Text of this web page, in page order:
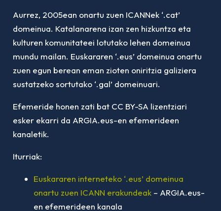
Aurrez, 2005ean onartu zuen ICANNek ‘.cat’
domeinua. Katalanarena izan zen hizkuntza eta
kulturen komunitateei lotutako lehen domeinua
mundu mailan. Euskararen ‘.eus’ domeinua onartu
zuen egun berean eman zioten oniritzia galiziera
sustatzeko sortutako ‘.gal’ domeinuari.
Efemeride honen zati bat CC BY-SA lizentziari
esker ekarri da ARGIA.eus-en efemerideen
kanaletik.
Iturriak:
Euskararen interneteko ‘.eus’ domeinua
onartu zuen ICANN erakundeak – ARGIA.eus-
en efemerideen kanala